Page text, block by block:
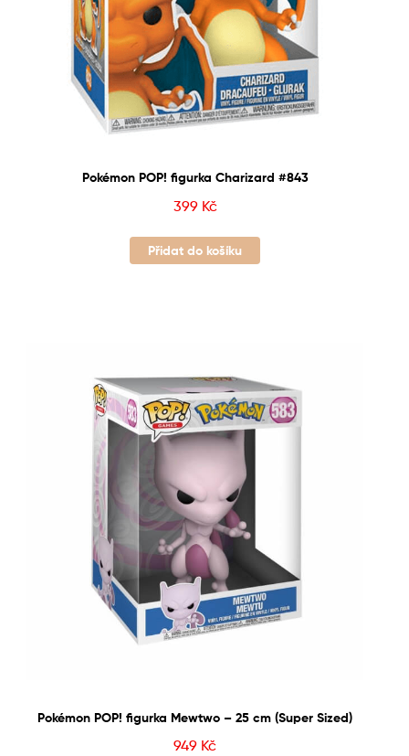
Pokémon POP! figurka Charizard #843
399 Kč
Přidat do košíku
Pokémon POP! figurka Mewtwo – 25 cm (Super Sized)
949 Kč